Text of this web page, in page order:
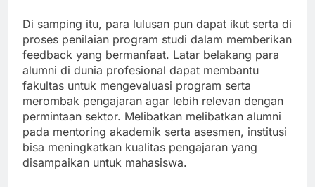
Di samping itu, para lulusan pun dapat ikut serta di
proses penilaian program studi dalam memberikan
feedback yang bermanfaat. Latar belakang para
alumni di dunia profesional dapat membantu
fakultas untuk mengevaluasi program serta
merombak pengajaran agar lebih relevan dengan
permintaan sektor. Melibatkan melibatkan alumni
pada mentoring akademik serta asesmen, institusi
bisa meningkatkan kualitas pengajaran yang
disampaikan untuk mahasiswa.